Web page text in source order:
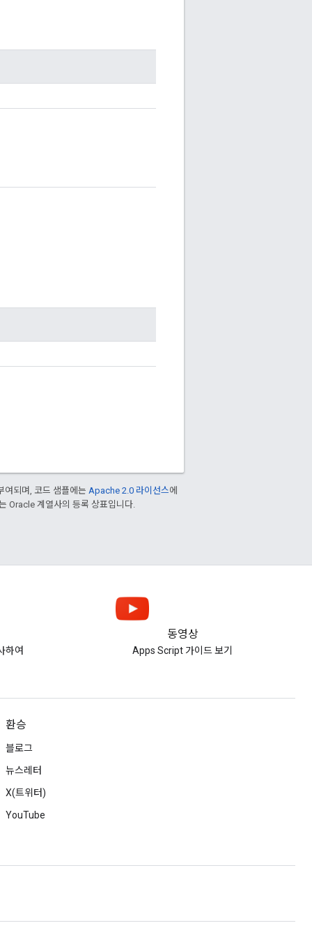
여되며, 코드 샘플에는 Apache 2.0 라이선스에
Oracle 계열사의 등록 상표입니다.
하여
동영상
Apps Script 가이드 보기
환승
블로그
뉴스레터
X(트위터)
YouTube